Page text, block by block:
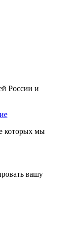
России и
которых мы
вашу